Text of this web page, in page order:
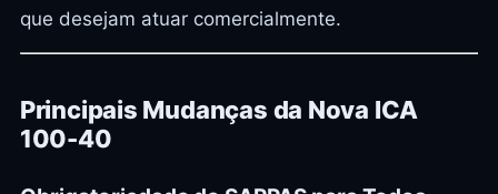
que desejam atuar comercialmente.
Principais Mudanças da Nova ICA
100-40